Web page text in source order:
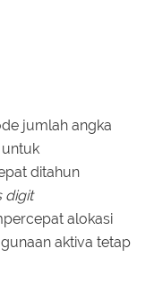
jumlah angka
ditahun
digit
alokasi
aktiva tetap